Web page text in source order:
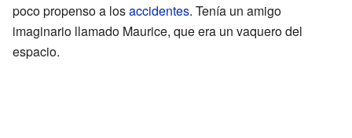
poco propenso a losaccidentes. Tenía un amigo
imaginario llamado Maurice, que era un vaquero del
espacio.